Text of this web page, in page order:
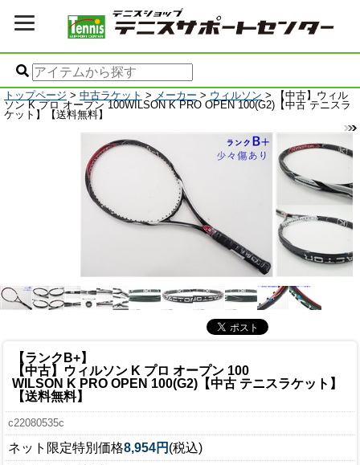
トップページ > 中古ラケット > メーカー > ウィルソン > 【中古】ウィル
ソン K プロ オープン 100WILSON K PRO OPEN 100(G2)【中古 テニスラ
ケット】【送料無料】
【ランクB+】
【中古】ウィルソン K プロ オープン 100
WILSON K PRO OPEN 100(G2)【中古 テニスラケット】
【送料無料】
c22080535c
ネット限定特別価格8,954円 (税込)